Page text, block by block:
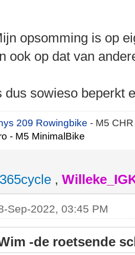
opsomming is op
ook op dat van
dus sowieso beperkt
209 Rowingbike- M5
- M5 MinimalBike
365cycle ,
Sep-2022, 03:45 PM
-de roetsende